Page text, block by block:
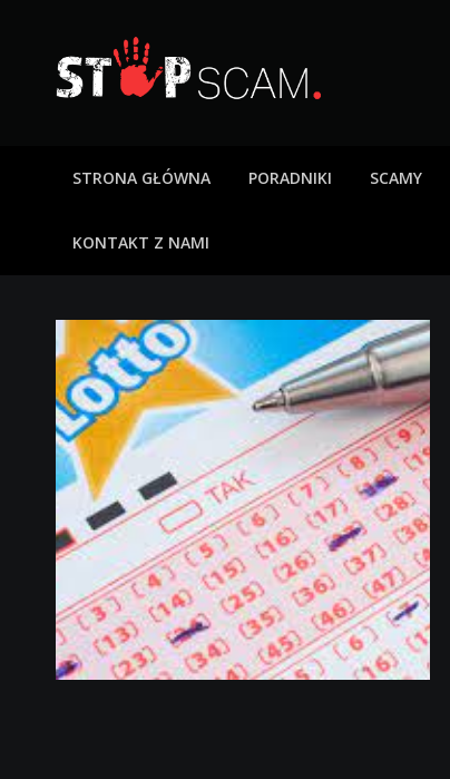
content
STRONA GŁÓWNA PORADNIKI SCAMY
KONTAKT Z NAMI